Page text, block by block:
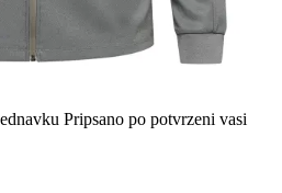
Pripsano po potvrzeni vasi